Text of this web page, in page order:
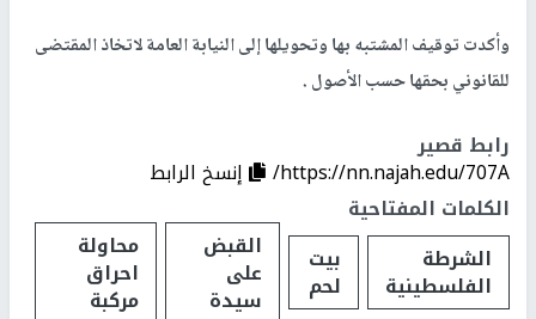
وأكدت توقيف المشتبه بها وتحويلها إلى النيابة العامة لاتخاذ المقتضى
للقانوني بحقها حسب الأصول .
رابط قصير
https://nn.najah.edu/707A/
إنسخ الرابط
الكلمات المفتاحية
الشرطة
الفلسطينية
بيت
لحم
القبض
على
سيدة
محاولة
احراق
مركبة